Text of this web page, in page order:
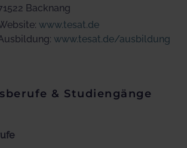
Backnang
www.tesat.de
www.tesat.de/ausbildung
& Studiengänge